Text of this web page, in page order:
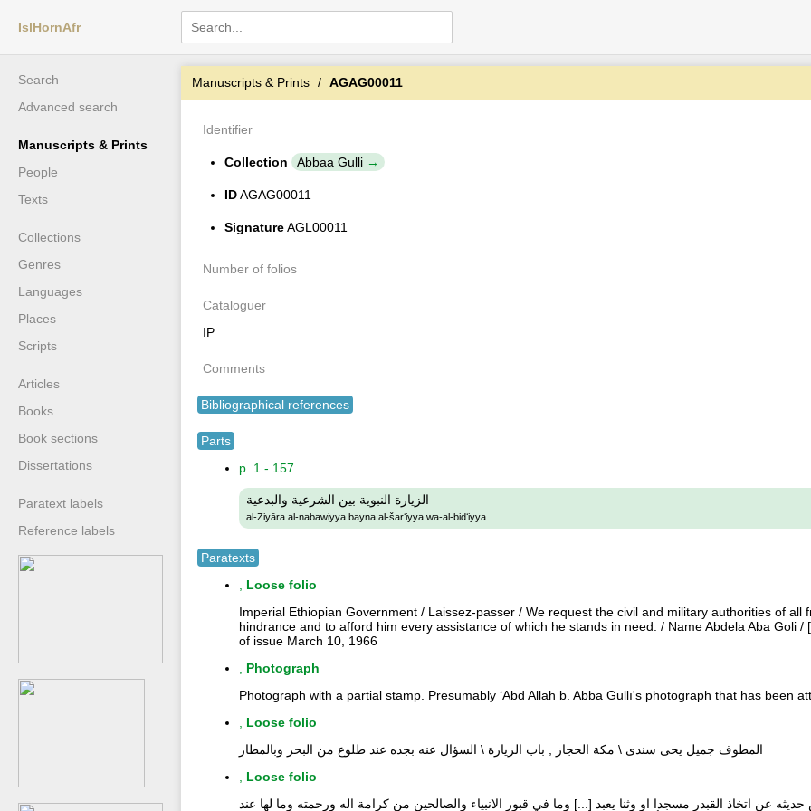
IslHornAfr
Search
Advanced search
Manuscripts & Prints
People
Texts
Collections
Genres
Languages
Places
Scripts
Articles
Books
Book sections
Dissertations
Paratext labels
Reference labels
Manuscripts & Prints AGAG00011
Identifier
Collection Abbaa Gulli
IDAGAG00011
SignatureAGL00011
Number of folios
Cataloguer
IP
Comments
Bibliographical references
Parts
p. 1 - 157
الزيارة النبوية بين الشرعية والبدعية
al-Ziyāra al-nabawiyya bayna al-šarʻiyya wa-al-bidʻiyya
Paratexts
Loose folio
Imperial Ethiopian Government / Laissez-passer / We request the civil and military authorities of
hindrance and to afford him every assistance of which he stands in need. / Name Abdela Aba Goli
of issue March 10, 1966
Photograph
Photograph with a partial stamp. Presumably ʻAbd Allāh b. Abbā Gullī's photograph that has been
Loose folio
المطوف جميل يحى سندى \ مكة الحجاز , باب الزيارة \ السؤال عنه بجده عند طلوع من البحر وبالمطار
Loose folio
عن اتخاذ القبدر مسجدا او وثنا يعبد [...] وما في قبور الانبياء والصالحين من كرامة اله ورحمته وما لها عند